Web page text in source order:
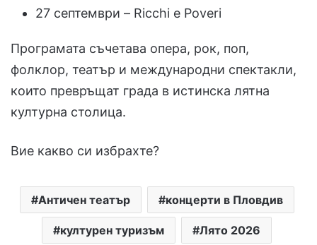
27 септември – Ricchi e Poveri
Програмата съчетава опера, рок, поп,
фолклор, театър и международни спектакли,
които превръщат града в истинска лятна
културна столица.
Вие какво си избрахте?
Античен театър концерти в Пловдив
културен туризъм Лято 2026